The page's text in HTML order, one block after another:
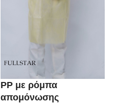
ΡΡ με ρόμπα
απομόνωσης